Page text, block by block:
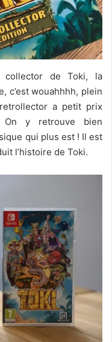
collector de Toki, la
c’est wouahhhh, plein
a petit prix
On y retrouve bien
qui plus est ! Il est
l’histoire de Toki.